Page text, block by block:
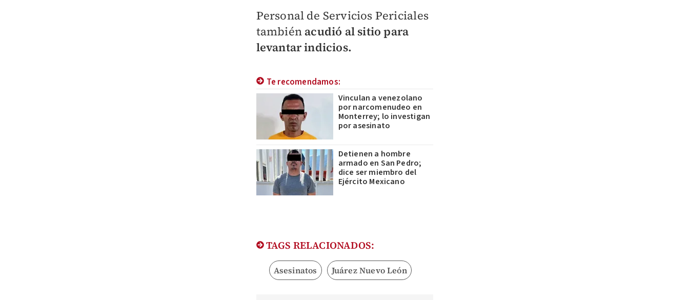
Personal de Servicios Periciales
también acudió al sitio para
levantar indicios.
Te recomendamos:
Vinculan a venezolano
por narcomenudeo en
Monterrey; lo investigan
por asesinato
Detienen a hombre
armado en San Pedro;
dice ser miembro del
Ejército Mexicano
TAGS RELACIONADOS:
Asesinatos Juárez Nuevo León